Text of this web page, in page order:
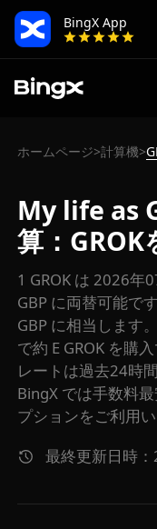
BingX App
ホームページ>計算機>
My life as
算：GROK
1 GROK は 2026年
GBP に両替可能で
GBP に相当します
で約 E GROK を購
レートは過去24時
BingX では手数料
プションをご利用い
最終更新日時